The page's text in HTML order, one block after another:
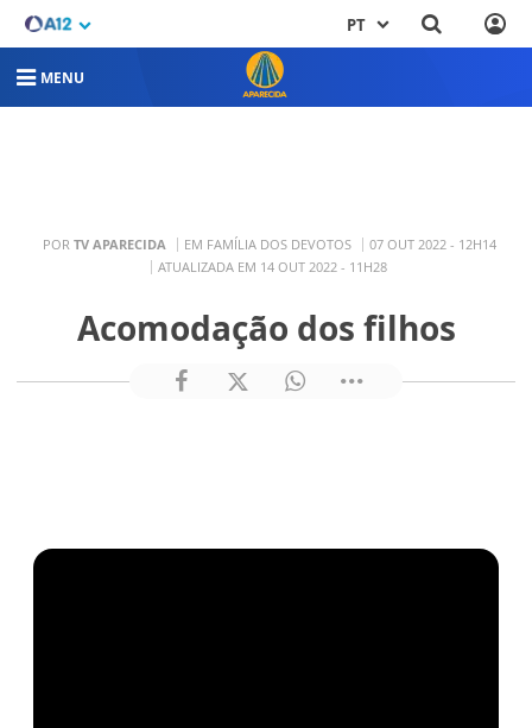
PT
MENU
POR TV APARECIDA EM FAMÍLIA DOS DEVOTOS
07 OUT 2022 - 12H14
ATUALIZADA EM 14 OUT 2022 - 11H28
Acomodação dos filhos